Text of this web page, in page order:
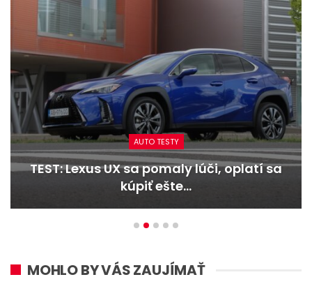
AUTO TESTY
TEST: Dacia Duster hybrid-G 150 4×4 –
Trojitý útok
MOHLO BY VÁS ZAUJÍMAŤ